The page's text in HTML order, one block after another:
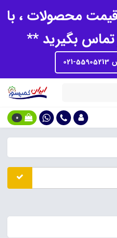
محصولات ، با
تماس بگیرید **
021
0